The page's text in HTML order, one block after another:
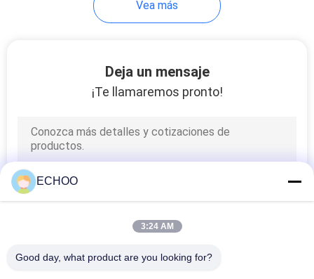
Vea más
Deja un mensaje
¡Te llamaremos pronto!
ECHOO
3:24 AM
Good day, what product are you looking for?